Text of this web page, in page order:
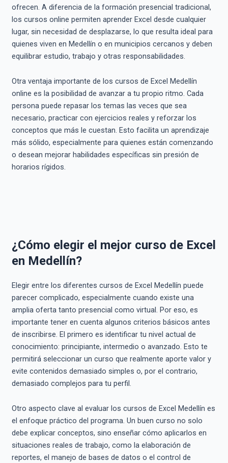
ofrecen. A diferencia de la formación presencial tradicional,
los cursos online permiten aprender Excel desde cualquier
lugar, sin necesidad de desplazarse, lo que resulta ideal para
quienes viven en Medellín o en municipios cercanos y deben
equilibrar estudio, trabajo y otras responsabilidades.
Otra ventaja importante de los cursos de Excel Medellín
online es la posibilidad de avanzar a tu propio ritmo. Cada
persona puede repasar los temas las veces que sea
necesario, practicar con ejercicios reales y reforzar los
conceptos que más le cuestan. Esto facilita un aprendizaje
más sólido, especialmente para quienes están comenzando
o desean mejorar habilidades específicas sin presión de
horarios rígidos.
¿Cómo elegir el mejor curso de Excel
en Medellín?
Elegir entre los diferentes cursos de Excel Medellín puede
parecer complicado, especialmente cuando existe una
amplia oferta tanto presencial como virtual. Por eso, es
importante tener en cuenta algunos criterios básicos antes
de inscribirse. El primero es identificar tu nivel actual de
conocimiento: principiante, intermedio o avanzado. Esto te
permitirá seleccionar un curso que realmente aporte valor y
evite contenidos demasiado simples o, por el contrario,
demasiado complejos para tu perfil.
Otro aspecto clave al evaluar los cursos de Excel Medellín es
el enfoque práctico del programa. Un buen curso no solo
debe explicar conceptos, sino enseñar cómo aplicarlos en
situaciones reales de trabajo, como la elaboración de
reportes, el manejo de bases de datos o el control de